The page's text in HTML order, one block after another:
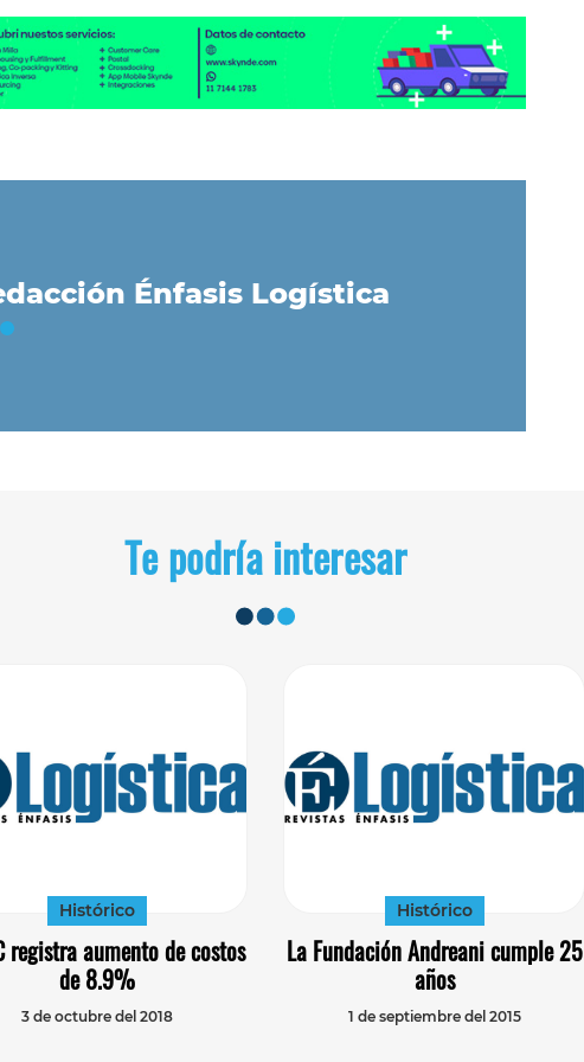
Énfasis Logística
Te podría interesar
Histórico
registra aumento de costos
de 8.9%
3 de octubre del 2018
Histórico
La Fundación Andreani cumple 25
años
1 de septiembre del 2015